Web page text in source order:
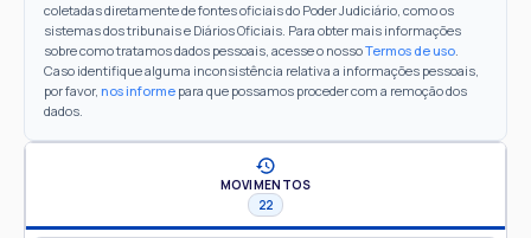
coletadas diretamente de fontes oficiais do Poder Judiciário, como os
sistemas dos tribunais e Diários Oficiais. Para obter mais informações
sobre como tratamos dados pessoais, acesse o nossoTermos de uso.
Caso identifique alguma inconsistência relativa a informações pessoais,
por favor, nos informe para que possamos proceder com a remoção dos
dados.
MOVIMENTOS
22